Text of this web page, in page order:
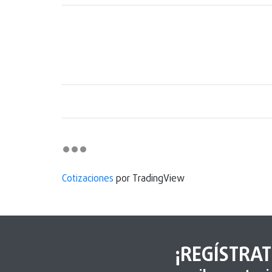
Cotizaciones por TradingView